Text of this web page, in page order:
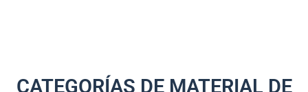
CATEGORÍAS DE MATERIAL DE